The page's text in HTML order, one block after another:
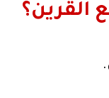
القرين؟